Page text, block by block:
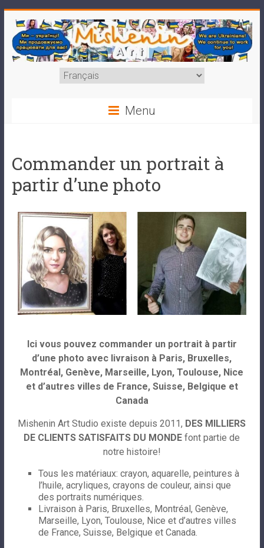
Menu
Commander un portrait à
partir d’une photo
Ici vous pouvez commander un portrait à partir
d’une photo avec livraison à Paris, Bruxelles,
Montréal, Genève, Marseille, Lyon, Toulouse, Nice
et d’autres villes de France, Suisse, Belgique et
Canada
Mishenin Art Studio existe depuis 2011, DES MILLIERS
DE CLIENTS SATISFAITS DU MONDE font partie de
notre histoire!
Tous les matériaux: crayon, aquarelle, peintures à
l’huile, acryliques, crayons de couleur, ainsi que
des portraits numériques.
Livraison à Paris, Bruxelles, Montréal, Genève,
Marseille, Lyon, Toulouse, Nice et d’autres villes
de France, Suisse, Belgique et Canada.